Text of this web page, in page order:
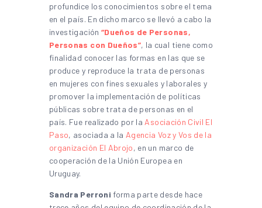
profundice los conocimientos sobre el tema
en el país. En dicho marco se llevó a cabo la
investigación “Dueños de Personas,
Personas con Dueños”, la cual tiene como
finalidad conocer las formas en las que se
produce y reproduce la trata de personas
en mujeres con fines sexuales y laborales y
promover la implementación de políticas
públicas sobre trata de personas en el
país. Fue realizado por la Asociación Civil El
Paso, asociada a la Agencia Voz y Vos de la
organización El Abrojo, en un marco de
cooperación de la Unión Europea en
Uruguay.
Sandra Perroni forma parte desde hace